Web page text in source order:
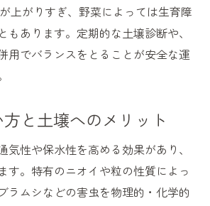
上がりすぎ、野菜によっては生育障
もあります。定期的な土壌診断や、
用でバランスをとることが安全な運
と土壌へのメリット
気性や保水性を高める効果があり、
す。特有のニオイや粒の性質によっ
ラムシなどの害虫を物理的・化学的